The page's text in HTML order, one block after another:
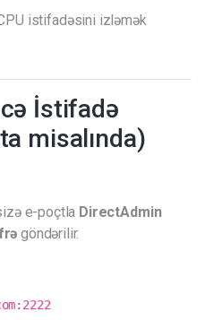
istifadəsini izləmək
İstifadə
misalında)
e-poçtla DirectAdmin
göndərilir.